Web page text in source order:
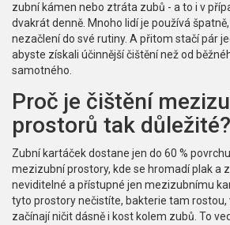
zubní kámen nebo ztráta zubů - a to i v
dvakrát denně. Mnoho lidí je používá
nezačlení do své rutiny. A přitom stačí pár
abyste získali účinnější čištění než od
samotného.
Proč je čištění
prostorů tak důležité?
Zubní kartáček dostane jen do 60 %
mezizubní prostory, kde se hromadí plak a
neviditelné a přístupné jen mezizubnímu
tyto prostory nečistíte, bakterie tam rostou,
začínají ničit dásně i kost kolem zubů. To